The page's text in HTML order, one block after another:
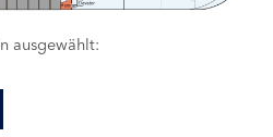
ausgewählt: